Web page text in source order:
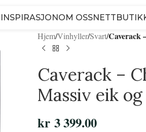
INSPIRASJONOM OSS
Hjem/Vinhyller/Svart/Caverack
Caverack –
Massiv eik
kr3 399.00